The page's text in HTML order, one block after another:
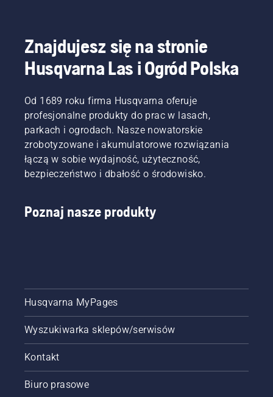
trakcie
sezonu.
lub
osprzętu
na
jest
łatwy i
zajmuje
tylko
kilka
minut.
Ostrzeżenie!
urządzenia
tnącego
pas
może
pęknąć i
spowodować
Znajdujesz się na stronie
Husqvarna Las i Ogród Polska
Od 1689 roku firma Husqvarna oferuje
profesjonalne produkty do prac w lasach,
parkach i ogrodach. Nasze nowatorskie
zrobotyzowane i akumulatorowe rozwiązania
łączą w sobie wydajność, użyteczność,
bezpieczeństwo i dbałość o środowisko.
Poznaj nasze produkty
Husqvarna MyPages
Wyszukiwarka sklepów/serwisów
Kontakt
Biuro prasowe